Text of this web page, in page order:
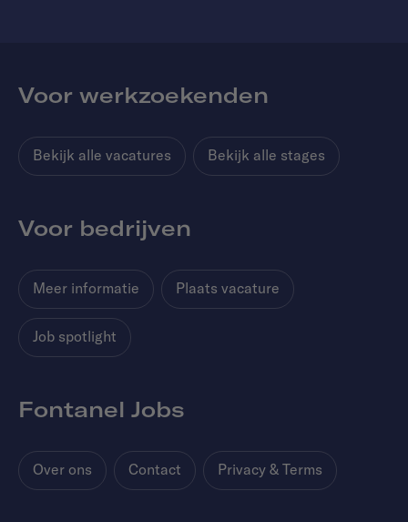
Voor werkzoekenden
Bekijk alle vacatures Bekijk alle stages
Voor bedrijven
Meer informatie Plaats vacature
Job spotlight
Fontanel Jobs
Over ons Contact Privacy & Terms